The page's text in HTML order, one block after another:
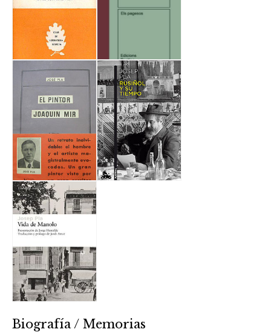
Biografía / Memorias